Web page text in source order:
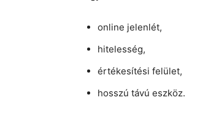
online jelenlét,
hitelesség,
értékesítési felület,
hosszú távú eszköz.